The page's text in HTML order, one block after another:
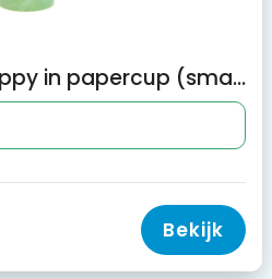
Smylieplant® - Happy in papercup (small)
Bekijk